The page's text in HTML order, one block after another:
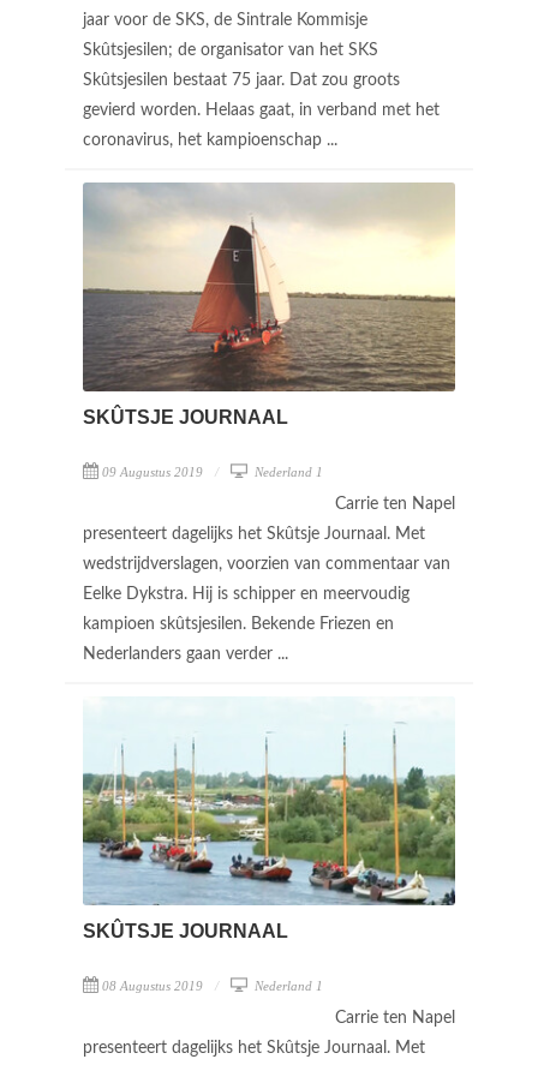
jaar voor de SKS, de Sintrale Kommisje
Skûtsjesilen; de organisator van het SKS
Skûtsjesilen bestaat 75 jaar. Dat zou groots
gevierd worden. Helaas gaat, in verband met het
coronavirus, het kampioenschap ...
SKÛTSJE JOURNAAL
09 Augustus 2019 Nederland 1
Carrie ten Napel
presenteert dagelijks het Skûtsje Journaal. Met
wedstrijdverslagen, voorzien van commentaar van
Eelke Dykstra. Hij is schipper en meervoudig
kampioen skûtsjesilen. Bekende Friezen en
Nederlanders gaan verder ...
SKÛTSJE JOURNAAL
08 Augustus 2019 Nederland 1
Carrie ten Napel
presenteert dagelijks het Skûtsje Journaal. Met